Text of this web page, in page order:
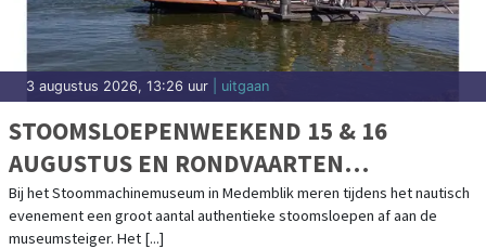
3 augustus 2026, 13:26 uur | uitgaan
STOOMSLOEPENWEEKEND 15 & 16
AUGUSTUS EN RONDVAARTEN
IJSSELMEER
Bij het Stoommachinemuseum in Medemblik meren tijdens het nautisch
evenement een groot aantal authentieke stoomsloepen af aan de
museumsteiger. Het [...]